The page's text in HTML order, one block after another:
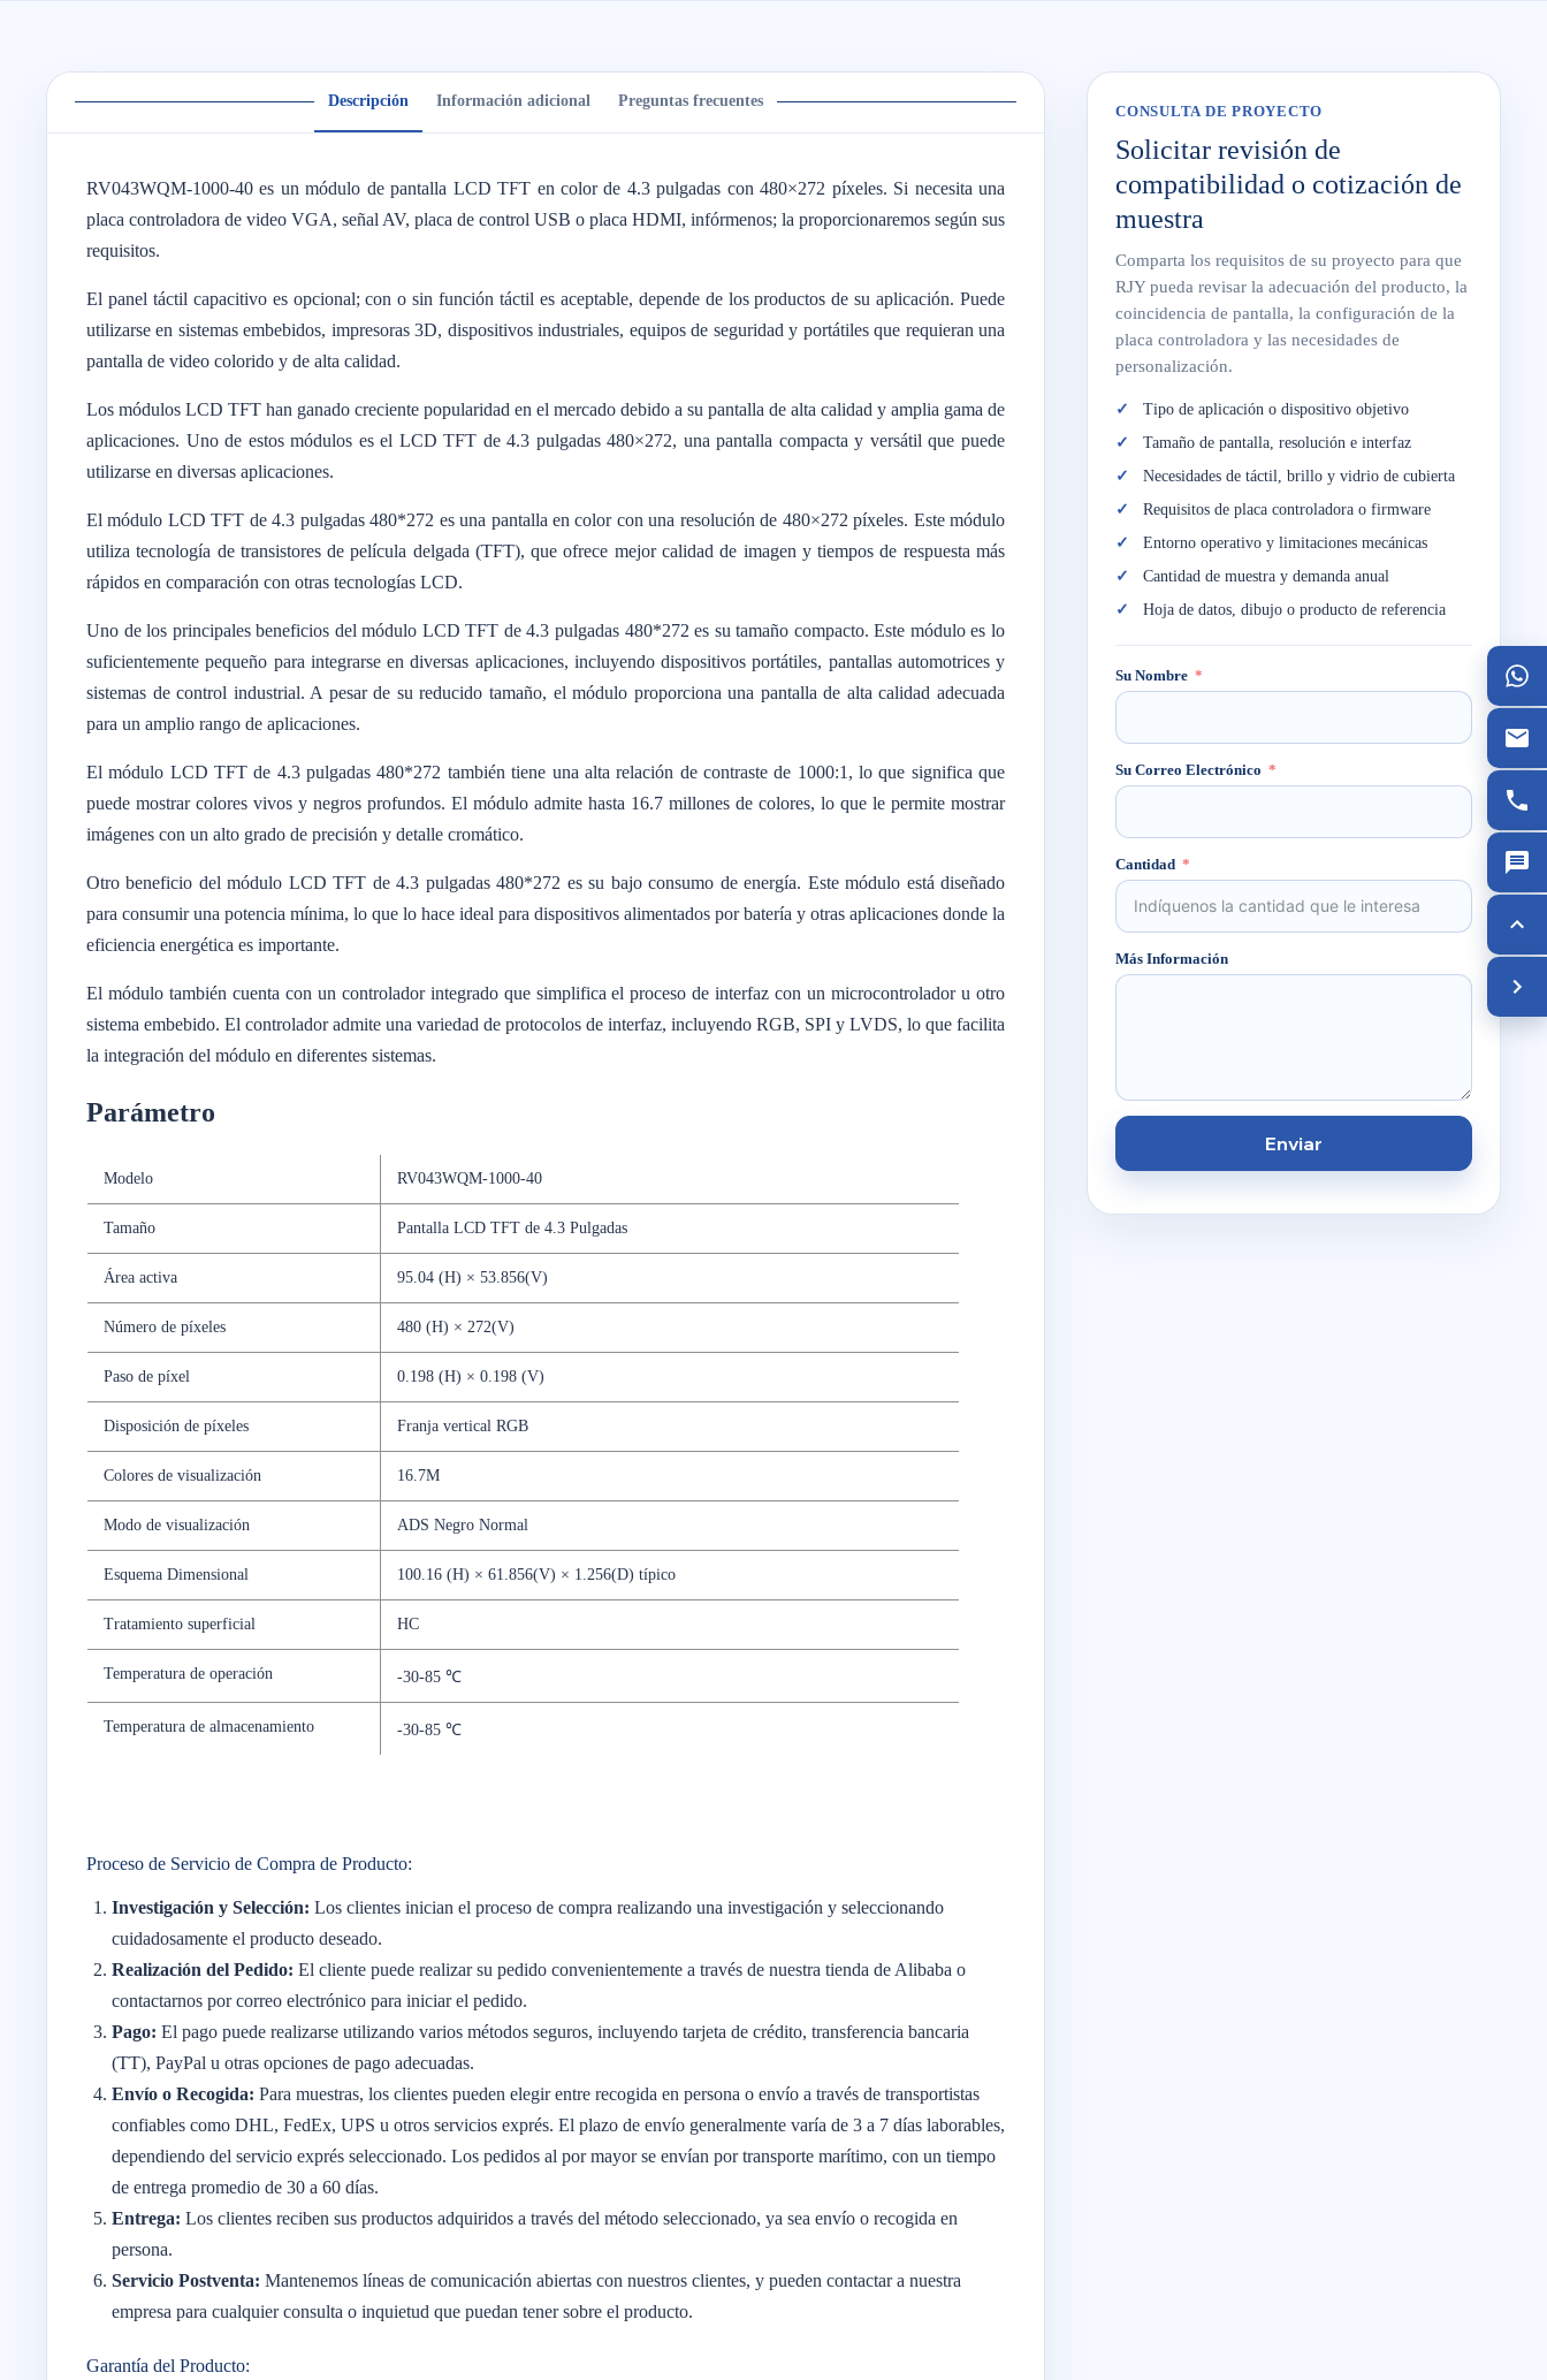
Descripción Información adicional Preguntas frecuentes
RV043WQM-1000-40 es un módulo de pantalla LCD TFT en color de 4.3 pulgadas con 480×272 píxeles. Si necesita una
placa controladora de video VGA, señal AV, placa de control USB o placa HDMI, infórmenos; la proporcionaremos según sus
requisitos.
El panel táctil capacitivo es opcional; con o sin función táctil es aceptable, depende de los productos de su aplicación. Puede
utilizarse en sistemas embebidos, impresoras 3D, dispositivos industriales, equipos de seguridad y portátiles que requieran una
pantalla de video colorido y de alta calidad.
Los módulos LCD TFT han ganado creciente popularidad en el mercado debido a su pantalla de alta calidad y amplia gama de
aplicaciones. Uno de estos módulos es el LCD TFT de 4.3 pulgadas 480×272, una pantalla compacta y versátil que puede
utilizarse en diversas aplicaciones.
El módulo LCD TFT de 4.3 pulgadas 480*272 es una pantalla en color con una resolución de 480×272 píxeles. Este módulo
utiliza tecnología de transistores de película delgada (TFT), que ofrece mejor calidad de imagen y tiempos de respuesta más
rápidos en comparación con otras tecnologías LCD.
Uno de los principales beneficios del módulo LCD TFT de 4.3 pulgadas 480*272 es su tamaño compacto. Este módulo es lo
suficientemente pequeño para integrarse en diversas aplicaciones, incluyendo dispositivos portátiles, pantallas automotrices y
sistemas de control industrial. A pesar de su reducido tamaño, el módulo proporciona una pantalla de alta calidad adecuada
para un amplio rango de aplicaciones.
El módulo LCD TFT de 4.3 pulgadas 480*272 también tiene una alta relación de contraste de 1000:1, lo que significa que
puede mostrar colores vivos y negros profundos. El módulo admite hasta 16.7 millones de colores, lo que le permite mostrar
imágenes con un alto grado de precisión y detalle cromático.
Otro beneficio del módulo LCD TFT de 4.3 pulgadas 480*272 es su bajo consumo de energía. Este módulo está diseñado
para consumir una potencia mínima, lo que lo hace ideal para dispositivos alimentados por batería y otras aplicaciones donde la
eficiencia energética es importante.
El módulo también cuenta con un controlador integrado que simplifica el proceso de interfaz con un microcontrolador u otro
sistema embebido. El controlador admite una variedad de protocolos de interfaz, incluyendo RGB, SPI y LVDS, lo que facilita
la integración del módulo en diferentes sistemas.
Parámetro
Modelo RV043WQM-1000-40
Tamaño Pantalla LCD TFT de 4.3 Pulgadas
Área activa 95.04 (H) × 53.856(V)
Número de píxeles 480 (H) × 272(V)
Paso de píxel 0.198 (H) × 0.198 (V)
Disposición de píxeles Franja vertical RGB
Colores de visualización 16.7M
Modo de visualización ADS Negro Normal
Esquema Dimensional 100.16 (H) × 61.856(V) × 1.256(D) típico
Tratamiento superficial HC
Temperatura de operación -30-85 ℃
Temperatura de almacenamiento -30-85 ℃
Proceso de Servicio de Compra de Producto:
Investigación y Selección: Los clientes inician el proceso de compra realizando una investigación y seleccionando
cuidadosamente el producto deseado.
Realización del Pedido: El cliente puede realizar su pedido convenientemente a través de nuestra tienda de Alibaba o
contactarnos por correo electrónico para iniciar el pedido.
Pago: El pago puede realizarse utilizando varios métodos seguros, incluyendo tarjeta de crédito, transferencia bancaria
(TT), PayPal u otras opciones de pago adecuadas.
Envío o Recogida: Para muestras, los clientes pueden elegir entre recogida en persona o envío a través de transportistas
confiables como DHL, FedEx, UPS u otros servicios exprés. El plazo de envío generalmente varía de 3 a 7 días laborables,
dependiendo del servicio exprés seleccionado. Los pedidos al por mayor se envían por transporte marítimo, con un tiempo
de entrega promedio de 30 a 60 días.
Entrega: Los clientes reciben sus productos adquiridos a través del método seleccionado, ya sea envío o recogida en
persona.
Servicio Postventa: Mantenemos líneas de comunicación abiertas con nuestros clientes, y pueden contactar a nuestra
empresa para cualquier consulta o inquietud que puedan tener sobre el producto.
Garantía del Producto:
CONSULTA DE PROYECTO
Solicitar revisión de
compatibilidad o cotización de
muestra
Comparta los requisitos de su proyecto para que
RJY pueda revisar la adecuación del producto, la
coincidencia de pantalla, la configuración de la
placa controladora y las necesidades de
personalización.
Tipo de aplicación o dispositivo objetivo
Tamaño de pantalla, resolución e interfaz
Necesidades de táctil, brillo y vidrio de cubierta
Requisitos de placa controladora o firmware
Entorno operativo y limitaciones mecánicas
Cantidad de muestra y demanda anual
Hoja de datos, dibujo o producto de referencia
Su Nombre
Su Correo Electrónico
Cantidad
Más Información
Enviar